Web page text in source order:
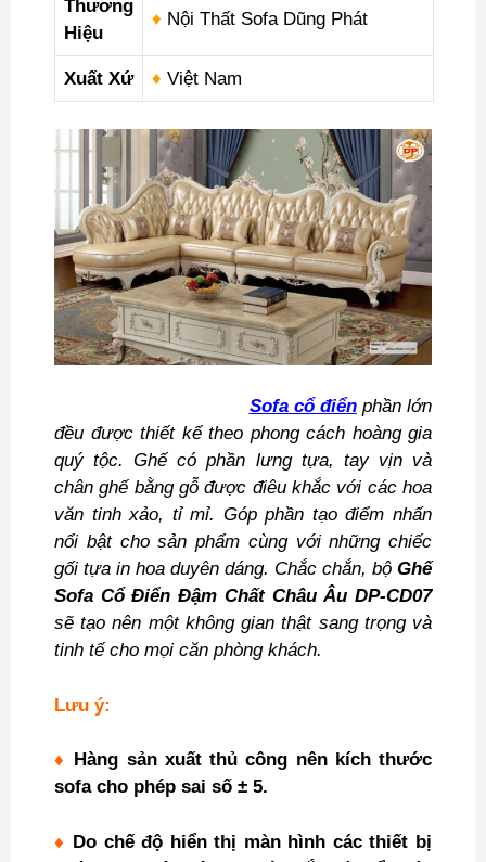
Thương
Hiệu
♦ Nội Thất Sofa Dũng Phát
Xuất Xứ ♦ Việt Nam
Sofa cổ điểnphần lớn
đều được thiết kế theo phong cách hoàng gia
quý tộc. Ghế có phần lưng tựa, tay vịn và
chân ghế bằng gỗ được điêu khắc với các hoa
văn tinh xảo, tỉ mỉ. Góp phần tạo điểm nhấn
nổi bật cho sản phẩm cùng với những chiếc
gối tựa in hoa duyên dáng. Chắc chắn, bộ Ghế
Sofa Cổ Điển Đậm Chất Châu Âu DP-CD07
sẽ tạo nên một không gian thật sang trọng và
tinh tế cho mọi căn phòng khách.
Lưu ý:
♦
Hàng sản xuất thủ công nên kích thước
sofa cho phép sai số ± 5.
♦ Do chế độ hiển thị màn hình các thiết bị